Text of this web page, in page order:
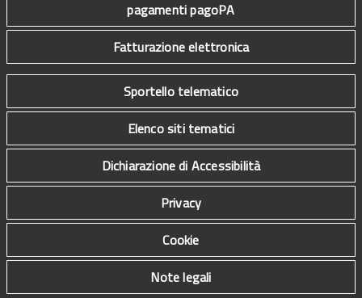
pagamenti pagoPA
Fatturazione elettronica
Sportello telematico
Elenco siti tematici
Dichiarazione di Accessibilità
Privacy
Cookie
Note legali